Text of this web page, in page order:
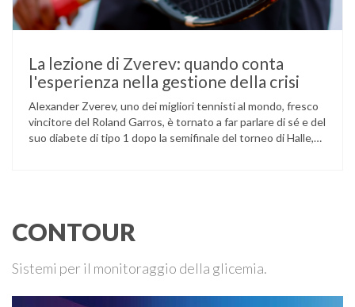
La lezione di Zverev: quando conta
l'esperienza nella gestione della crisi
Alexander Zverev, uno dei migliori tennisti al mondo, fresco
vincitore del Roland Garros, è tornato a far parlare di sé e del
suo diabete di tipo 1 dopo la semifinale del torneo di Halle,
CONTOUR
Sistemi per il monitoraggio della glicemia.